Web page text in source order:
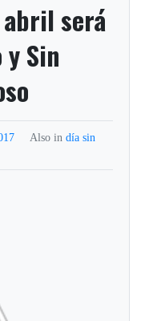
abril será
Sin
Also in día sin